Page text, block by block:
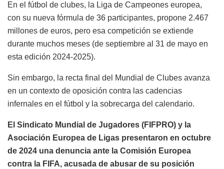
En el fútbol de clubes, la Liga de Campeones europea,
con su nueva fórmula de 36 participantes, propone 2.467
millones de euros, pero esa competición se extiende
durante muchos meses (de septiembre al 31 de mayo en
esta edición 2024-2025).
Sin embargo, la recta final del Mundial de Clubes avanza
en un contexto de oposición contra las cadencias
infernales en el fútbol y la sobrecarga del calendario.
El Sindicato Mundial de Jugadores (FIFPRO) y la
Asociación Europea de Ligas presentaron en octubre
de 2024 una denuncia ante la Comisión Europea
contra la FIFA, acusada de abusar de su posición